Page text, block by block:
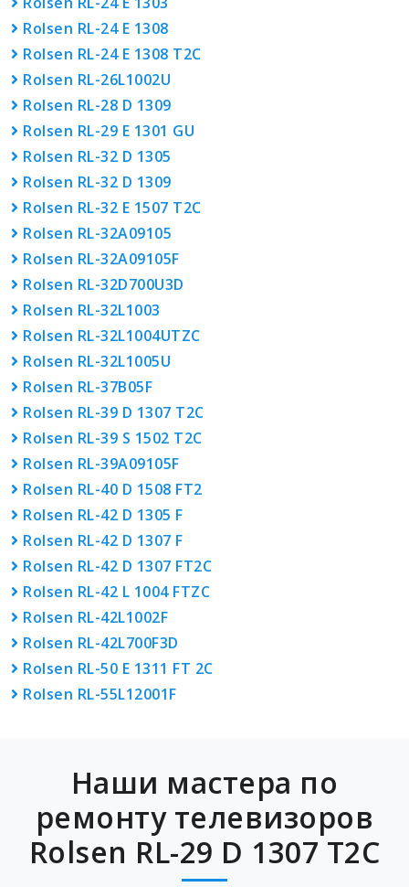
Rolsen RL-24 E 1308
Rolsen RL-24 E 1308 T2C
Rolsen RL-26L1002U
Rolsen RL-28 D 1309
Rolsen RL-29 E 1301 GU
Rolsen RL-32 D 1305
Rolsen RL-32 D 1309
Rolsen RL-32 E 1507 T2C
Rolsen RL-32A09105
Rolsen RL-32A09105F
Rolsen RL-32D700U3D
Rolsen RL-32L1003
Rolsen RL-32L1004UTZC
Rolsen RL-32L1005U
Rolsen RL-37B05F
Rolsen RL-39 D 1307 T2C
Rolsen RL-39 S 1502 T2C
Rolsen RL-39A09105F
Rolsen RL-40 D 1508 FT2
Rolsen RL-42 D 1305 F
Rolsen RL-42 D 1307 F
Rolsen RL-42 D 1307 FT2C
Rolsen RL-42 L 1004 FTZC
Rolsen RL-42L1002F
Rolsen RL-42L700F3D
Rolsen RL-50 E 1311 FT 2C
Rolsen RL-55L12001F
Наши мастера по
ремонту телевизоров
Rolsen RL-29 D 1307 T2C